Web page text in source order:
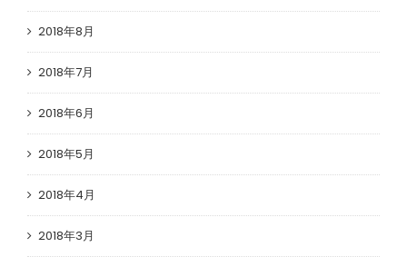
2018年8月
2018年7月
2018年6月
2018年5月
2018年4月
2018年3月